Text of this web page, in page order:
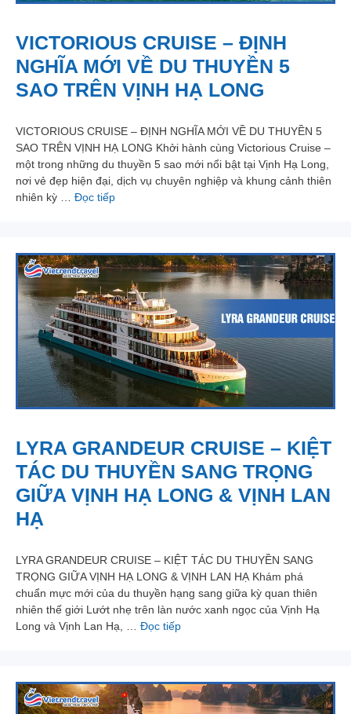
VICTORIOUS CRUISE – ĐỊNH
NGHĨA MỚI VỀ DU THUYỀN 5
SAO TRÊN VỊNH HẠ LONG
VICTORIOUS CRUISE – ĐỊNH NGHĨA MỚI VỀ DU THUYỀN 5
SAO TRÊN VỊNH HẠ LONG Khởi hành cùng Victorious Cruise –
một trong những du thuyền 5 sao mới nổi bật tại Vịnh Hạ Long,
nơi vẻ đẹp hiện đại, dịch vụ chuyên nghiệp và khung cảnh thiên
nhiên kỳ … Đọc tiếp
LYRA GRANDEUR CRUISE – KIỆT
TÁC DU THUYỀN SANG TRỌNG
GIỮA VỊNH HẠ LONG & VỊNH LAN
HẠ
LYRA GRANDEUR CRUISE – KIỆT TÁC DU THUYỀN SANG
TRỌNG GIỮA VỊNH HẠ LONG & VỊNH LAN HẠ Khám phá
chuẩn mực mới của du thuyền hạng sang giữa kỳ quan thiên
nhiên thế giới Lướt nhẹ trên làn nước xanh ngọc của Vịnh Hạ
Long và Vịnh Lan Hạ, … Đọc tiếp